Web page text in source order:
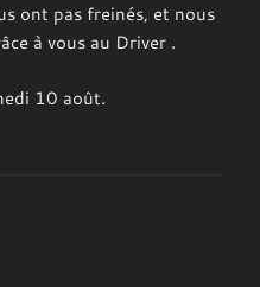
ont pas freinés, et nous
à vous au Driver .
10 août.